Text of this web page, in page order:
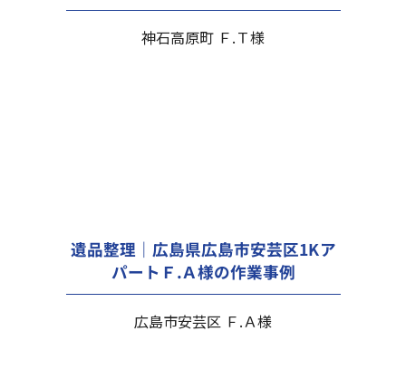
神石高原町 Ｆ.Ｔ様
遺品整理｜広島県広島市安芸区1Kア
パートＦ.Ａ様の作業事例
広島市安芸区 Ｆ.Ａ様